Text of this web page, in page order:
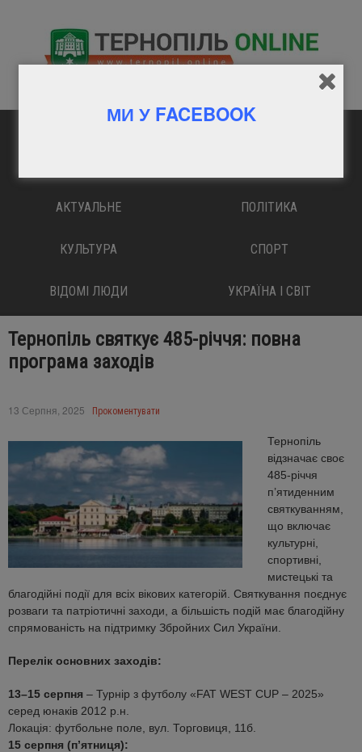
АКТУАЛЬНЕ ПОЛІТИКА
КУЛЬТУРА СПОРТ
ВІДОМІ ЛЮДИ УКРАЇНА І СВІТ
Тернопіль святкує 485-річчя: повна
програма заходів
13 Серпня, 2025 Прокоментувати
Тернопіль
відзначає своє
485-річчя
п’ятиденним
святкуванням,
що включає
культурні,
спортивні,
мистецькі та
благодійні події для всіх вікових категорій. Святкування поєднує
розваги та патріотичні заходи, а більшість подій має благодійну
спрямованість на підтримку Збройних Сил України.
Перелік основних заходів:
13–15 серпня – Турнір з футболу «FAT WEST CUP – 2025»
серед юнаків 2012 р.н.
Локація: футбольне поле, вул. Торговиця, 11б.
15 серпня (п’ятниця):
МИ У FACEBOOK